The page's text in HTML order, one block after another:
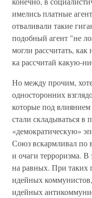
имелись платные
отваливали такие
подобный агент "не
могли рассчитать,
ка рассчитай какую-
Но между прочим,
односторонних
которые под
стали складываться в
«демократическую»
Союз вскармливал по
и очаги терроризма.
на равных. При таких
идейных
идейных